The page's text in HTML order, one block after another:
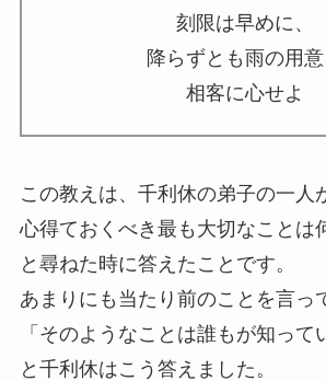
刻限は早めに、
降らずとも雨の用意
相客に心せよ
この教えは、千利休の弟子の一人
心得ておくべき最も大切なことは
と尋ねた時に答えたことです。
あまりにも当たり前のことを言っ
「そのようなことは誰もが知って
と千利休はこう答えました。